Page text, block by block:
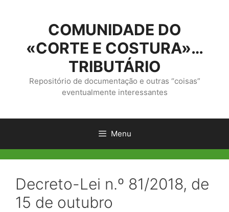
conteúdo
COMUNIDADE DO
«CORTE E COSTURA»…
TRIBUTÁRIO
Repositório de documentação e outras “coisas”
eventualmente interessantes
Menu
Decreto-Lei n.º 81/2018, de
15 de outubro